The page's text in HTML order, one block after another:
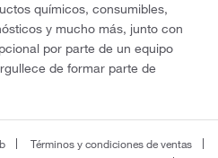
químicos, consumibles,
y mucho más, junto con
por parte de un equipo
de formar parte de
Términos y condiciones de ventas